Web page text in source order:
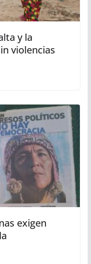
y la
violencias
exigen